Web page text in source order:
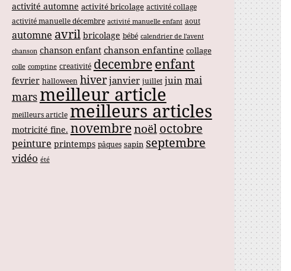
activité automne activité bricolage activité collage
activité manuelle décembre activité manuelle enfant aout
automne avril bricolage bébé calendrier de l'avent
chanson chanson enfant chanson enfantine collage
colle comptine creativité decembreenfant
fevrier halloween hiver janvier juillet juin mai
marsmeilleur article
meilleurs article meilleurs articles
motricité fine. novembrenoëloctobre
peinture printemps pâques sapin septembre
vidéo été